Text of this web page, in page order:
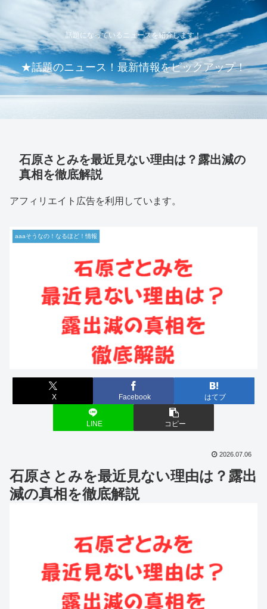
話題になっているニュースを紹介します！
★話題のニュース！最新情報をピックアップ！
石原さとみを最近見ない理由は？露出減の
真相を徹底解説
アフィリエイト広告を利用しています。
aaaそうなの！なるほど！情報
X Facebook はてブ
LINE コピー
2026.07.06
石原さとみを最近見ない理由は？露出
減の真相を徹底解説